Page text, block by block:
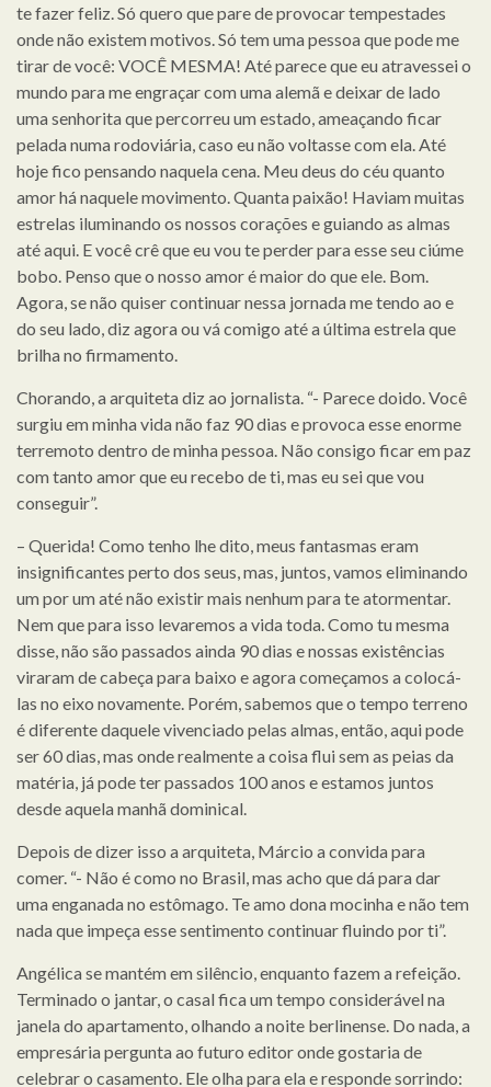
te fazer feliz. Só quero que pare de provocar tempestades
onde não existem motivos. Só tem uma pessoa que pode me
tirar de você: VOCÊ MESMA! Até parece que eu atravessei o
mundo para me engraçar com uma alemã e deixar de lado
uma senhorita que percorreu um estado, ameaçando ficar
pelada numa rodoviária, caso eu não voltasse com ela. Até
hoje fico pensando naquela cena. Meu deus do céu quanto
amor há naquele movimento. Quanta paixão! Haviam muitas
estrelas iluminando os nossos corações e guiando as almas
até aqui. E você crê que eu vou te perder para esse seu ciúme
bobo. Penso que o nosso amor é maior do que ele. Bom.
Agora, se não quiser continuar nessa jornada me tendo ao e
do seu lado, diz agora ou vá comigo até a última estrela que
brilha no firmamento.
Chorando, a arquiteta diz ao jornalista. “- Parece doido. Você
surgiu em minha vida não faz 90 dias e provoca esse enorme
terremoto dentro de minha pessoa. Não consigo ficar em paz
com tanto amor que eu recebo de ti, mas eu sei que vou
conseguir”.
– Querida! Como tenho lhe dito, meus fantasmas eram
insignificantes perto dos seus, mas, juntos, vamos eliminando
um por um até não existir mais nenhum para te atormentar.
Nem que para isso levaremos a vida toda. Como tu mesma
disse, não são passados ainda 90 dias e nossas existências
viraram de cabeça para baixo e agora começamos a colocá-
las no eixo novamente. Porém, sabemos que o tempo terreno
é diferente daquele vivenciado pelas almas, então, aqui pode
ser 60 dias, mas onde realmente a coisa flui sem as peias da
matéria, já pode ter passados 100 anos e estamos juntos
desde aquela manhã dominical.
Depois de dizer isso a arquiteta, Márcio a convida para
comer. “- Não é como no Brasil, mas acho que dá para dar
uma enganada no estômago. Te amo dona mocinha e não tem
nada que impeça esse sentimento continuar fluindo por ti”.
Angélica se mantém em silêncio, enquanto fazem a refeição.
Terminado o jantar, o casal fica um tempo considerável na
janela do apartamento, olhando a noite berlinense. Do nada, a
empresária pergunta ao futuro editor onde gostaria de
celebrar o casamento. Ele olha para ela e responde sorrindo: